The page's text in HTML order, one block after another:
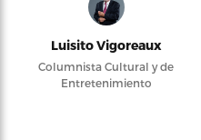
Luisito Vigoreaux
Columnista Cultural y de
Entretenimiento